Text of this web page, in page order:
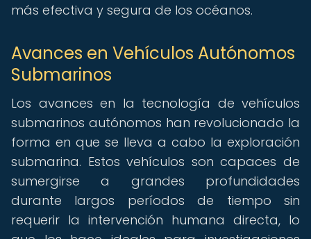
más efectiva y segura de los océanos.
Avances en Vehículos Autónomos
Submarinos
Los avances en la tecnología de vehículos
submarinos autónomos han revolucionado la
forma en que se lleva a cabo la exploración
submarina. Estos vehículos son capaces de
sumergirse a grandes profundidades
durante largos períodos de tiempo sin
requerir la intervención humana directa, lo